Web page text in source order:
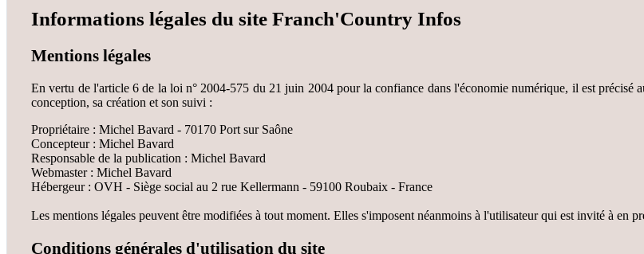
Informations légales du site Franch'Country Infos
Mentions légales
En vertu de l'article 6 de la loi n° 2004-575 du 21 juin 2004 pour la confiance dans l'économie numérique, il est précisé
conception, sa création et son suivi :
Propriétaire : Michel Bavard - 70170 Port sur Saône
Concepteur : Michel Bavard
Responsable de la publication : Michel Bavard
Webmaster : Michel Bavard
Hébergeur : OVH - Siège social au 2 rue Kellermann - 59100 Roubaix - France
Les mentions légales peuvent être modifiées à tout moment. Elles s'imposent néanmoins à l'utilisateur qui est invité à en
Conditions générales d'utilisation du site